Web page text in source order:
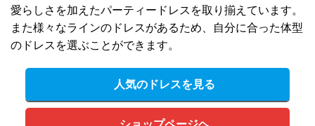
愛らしさを加えたパーティードレスを取り揃えています。
また様々なラインのドレスがあるため、自分に合った体型
のドレスを選ぶことができます。
人気のドレスを見る